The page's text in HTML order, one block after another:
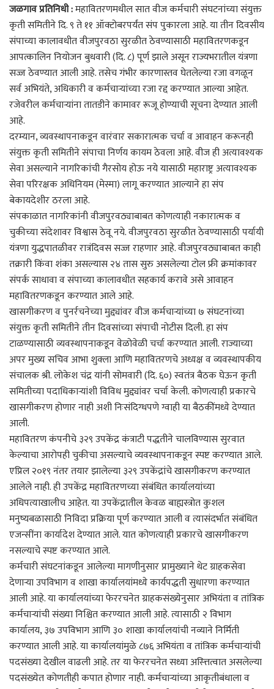
जळगाव प्रतिनिधी :महावितरणमधील सात वीज कर्मचारी संघटनांच्या संयुक्त
कृती समितीने दि. ९ ते ११ ऑक्टोबरपर्यंत संप पुकारला आहे. या तीन दिवसीय
संपाच्या कालावधीत वीजपुरवठा सुरळीत ठेवण्यासाठी महावितरणकडून
आपत्कालिन नियोजन बुधवारी (दि. ८) पूर्ण झाले असून राज्यभरातील यंत्रणा
सज्ज ठेवण्यात आली आहे. तसेच गंभीर कारणास्तव घेतलेल्या रजा वगळून
सर्व अभियंते, अधिकारी व कर्मचाऱ्यांच्या रजा रद्द करण्यात आल्या आहेत.
रजेवरील कर्मचाऱ्यांना तातडीने कामावर रूजू होण्याची सूचना देण्यात आली
आहे.
दरम्यान, व्यवस्थापनाकडून वारंवार सकारात्मक चर्चा व आवाहन करूनही
संयुक्त कृती समितीने संपाचा निर्णय कायम ठेवला आहे. वीज ही अत्यावश्यक
सेवा असल्याने नागरिकांची गैरसोय होऊ नये यासाठी महाराष्ट्र अत्यावश्यक
सेवा परिरक्षक अधिनियम (मेस्मा) लागू करण्यात आल्याने हा संप
बेकायदेशीर ठरला आहे.
संपकाळात नागरिकांनी वीजपुरवठ्याबाबत कोणत्याही नकारात्मक व
चुकीच्या संदेशावर विश्वास ठेवू नये. वीजपुरवठा सुरळीत ठेवण्यासाठी पर्यायी
यंत्रणा युद्धपातळीवर रात्रंदिवस सज्ज राहणार आहे. वीजपुरवठ्याबाबत काही
तक्रारी किंवा शंका असल्यास २४ तास सुरु असलेल्या टोल फ्री क्रमांकावर
संपर्क साधावा व संपाच्या कालावधीत सहकार्य करावे असे आवाहन
महावितरणकडून करण्यात आले आहे.
खासगीकरण व पुनर्रचनेच्या मुद्द्यांवर वीज कर्मचाऱ्यांच्या ७ संघटनांच्या
संयुक्त कृती समितीने तीन दिवसांच्या संपाची नोटीस दिली. हा संप
टाळण्यासाठी व्यवस्थापनाकडून वेळोवेळी चर्चा करण्यात आली. राज्याच्या
अपर मुख्य सचिव आभा शुक्ला आणि महावितरणचे अध्यक्ष व व्यवस्थापकीय
संचालक श्री. लोकेश चंद्र यांनी सोमवारी (दि. ६०) स्वतंत्र बैठक घेऊन कृती
समितीच्या पदाधिकाऱ्यांशी विविध मुद्द्यांवर चर्चा केली. कोणत्याही प्रकारचे
खासगीकरण होणार नाही अशी निःसंदिग्धपणे ग्वाही या बैठकींमध्ये देण्यात
आली.
महावितरण कंपनीचे ३२९ उपकेंद्र कंत्राटी पद्धतीने चालविण्यास सुरवात
केल्याचा आरोपही चुकीचा असल्याचे व्यवस्थापनाकडून स्पष्ट करण्यात आले.
एप्रिल २०१९ नंतर तयार झालेल्या ३२९ उपकेंद्रांचे खासगीकरण करण्यात
आलेले नाही. ही उपकेंद्र महावितरणच्या संबंधित कार्यालयांच्या
अधिपत्याखालीच आहेत. या उपकेंद्रातील केवळ बाह्यस्त्रोत कुशल
मनुष्यबळासाठी निविदा प्रक्रिया पूर्ण करण्यात आली व त्यासंदर्भात संबंधित
एजन्सींना कार्यादेश देण्यात आले. यात कोणत्याही प्रकारचे खासगीकरण
नसल्याचे स्पष्ट करण्यात आले.
कर्मचारी संघटनांकडून आलेल्या मागणीनुसार प्रामुख्याने थेट ग्राहकसेवा
देणाऱ्या उपविभाग व शाखा कार्यालयांमध्ये कार्यपद्धती सुधारणा करण्यात
आली आहे. या कार्यालयांच्या फेररचनेत ग्राहकसंख्येनुसार अभियंता व तांत्रिक
कर्मचाऱ्यांची संख्या निश्चित करण्यात आली आहे. त्यासाठी २ विभाग
कार्यालय, ३७ उपविभाग आणि ३० शाखा कार्यालयांची नव्याने निर्मिती
करण्यात आली आहे. या कार्यालयांमुळे ८७६ अभियंता व तांत्रिक कर्मचाऱ्यांची
पदसंख्या देखील वाढली आहे. तर या फेररचनेत सध्या अस्त्तित्वात असलेल्या
पदसंख्येत कोणतीही कपात होणार नाही. कर्मचाऱ्यांच्या आकृतीबंधाला व